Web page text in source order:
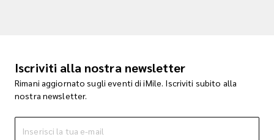
Iscriviti alla nostra newsletter
Rimani aggiornato sugli eventi di iMile. Iscriviti subito alla
nostra newsletter.